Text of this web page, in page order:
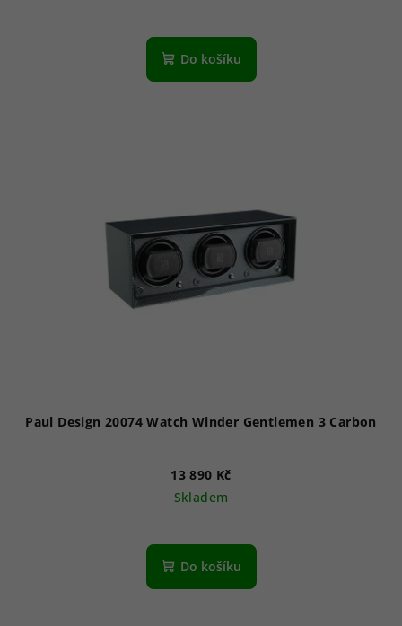
Do košíku
Paul Design 20074 Watch Winder Gentlemen 3 Carbon
13 890 Kč
Skladem
Do košíku